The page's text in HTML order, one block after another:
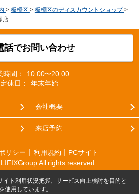
> 板橋区 > 板橋区のディスカウントショップ >
店
話でお問い合わせ
時間：
10:00〜20:00
定休日：
年末年始
会社概要
来店予約
リシー 利用規約
PCサイト
All rights reserved.
イト利用状況把握、サービス向上検討を目的と
使用しています。